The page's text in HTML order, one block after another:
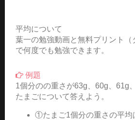
平均について
葉一の勉強動画と無料プリント（
で何度でも勉強できます。
例題
1個分のの重さが63g、60g、61g
たまごについて答えよう。
①たまご1個分の重さの平均